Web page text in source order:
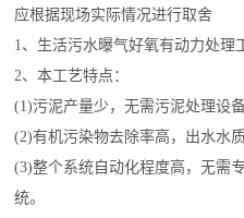
应根据现场实际情况进行取舍
1、 生活污水曝气好氧有动力处理
2、本工艺特点：
(1)污泥产量少，无需污泥处理设
(2)有机污染物去除率高，出水水
(3)整个系统自动化程度高，无需
统。